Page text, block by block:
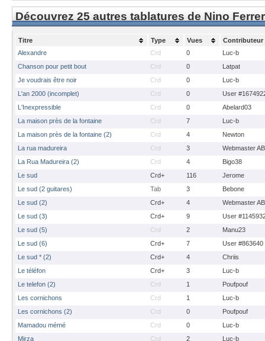
Découvrez 25 autres tablatures de Nino Ferrer
Titre Type Vues
Contributeur
Alexandre
Crd 0
Luc-b
Chanson pour petit bout
Crd 0
Latpat
Je voudrais être noir
Crd 0
Luc-b
L'an 2000 (incomplet)
Crd 0
User
L'Inexpressible
Crd 0
Abelard03
La maison près de la fontaine
Crd 7
Luc-b
La maison près de la fontaine (2)
Crd 4
Newton
La rua madureira
Crd 3
Webmaster
La Rua Madureira (2)
Crd 4
Bigo38
Le sud
Crd+ 116
Jerome
Le sud (2 guitares)
Tab 3
Bebone
Le sud (2)
Crd+ 4
Webmaster
Le sud (3)
Crd+ 9
User
Le sud (5)
Crd 2
Manu23
Le sud (6)
Crd+ 7
User #863640
Le sud * (2)
Crd+ 4
Chriis
Le téléfon
Crd+ 3
Luc-b
Le telefon (2)
Crd 1
Poufpouf
Les cornichons
Crd 1
Luc-b
Les cornichons (2)
Crd 0
Poufpouf
Mamadou mémé
Crd 0
Luc-b
Mirza
Crd 2
Luc-b